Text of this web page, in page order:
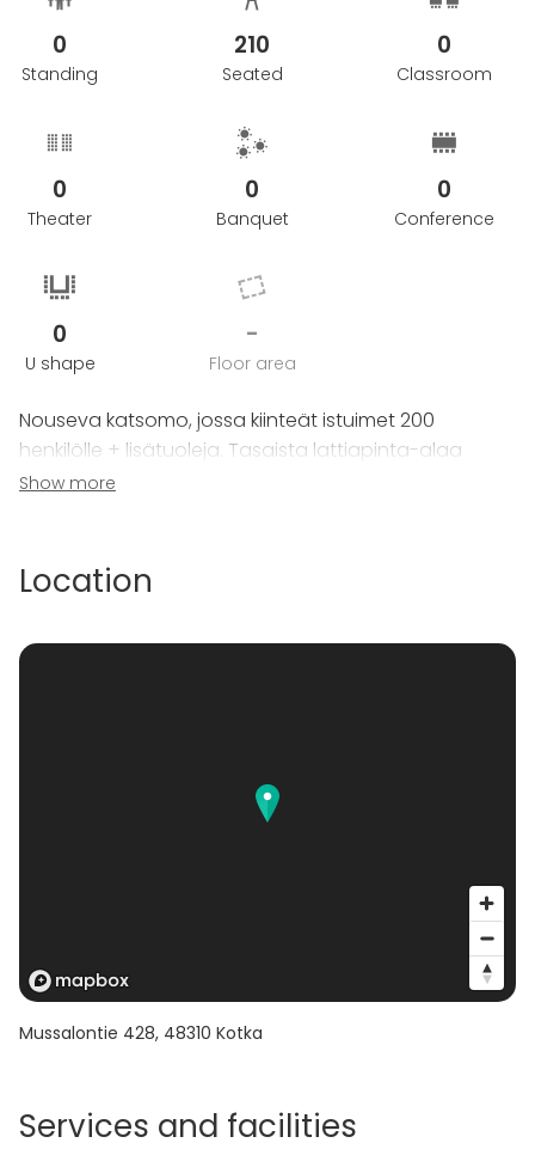
0
Standing
210
Seated
0
Classroom
0
Theater
0
Banquet
0
Conference
0
U shape
-
Floor area
Nouseva katsomo, jossa kiinteät istuimet 200
henkilölle + lisätuoleja. Tasaista lattiapinta-alaa
70m2, ei kiinteää puhujakoroketta tai luennoitsijan
ryhmätöitä varten varattavissa lisäksi.
Show more
Location
Mussalontie 428, 48310 Kotka
Services and facilities